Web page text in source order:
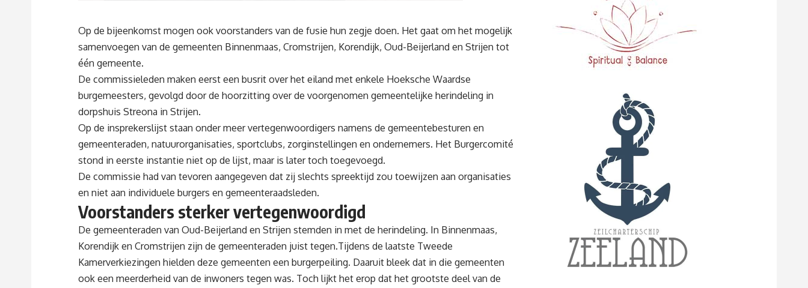
Op de bijeenkomst mogen ook voorstanders van de fusie hun zegje doen. Het gaat om het mogelijk
samenvoegen van de gemeenten Binnenmaas, Cromstrijen, Korendijk, Oud-Beijerland en Strijen tot
één gemeente.
De commissieleden maken eerst een busrit over het eiland met enkele Hoeksche Waardse
burgemeesters, gevolgd door de hoorzitting over de voorgenomen gemeentelijke herindeling in
dorpshuis Streona in Strijen.
Op de insprekerslijst staan onder meer vertegenwoordigers namens de gemeentebesturen en
gemeenteraden, natuurorganisaties, sportclubs, zorginstellingen en ondernemers. Het Burgercomité
stond in eerste instantie niet op de lijst, maar is later toch toegevoegd.
De commissie had van tevoren aangegeven dat zij slechts spreektijd zou toewijzen aan organisaties
en niet aan individuele burgers en gemeenteraadsleden.
Voorstanders sterker vertegenwoordigd
De gemeenteraden van Oud-Beijerland en Strijen stemden in met de herindeling. In Binnenmaas,
Korendijk en Cromstrijen zijn de gemeenteraden juist tegen.Tijdens de laatste Tweede
Kamerverkiezingen hielden deze gemeenten een burgerpeiling. Daaruit bleek dat in die gemeenten
ook een meerderheid van de inwoners tegen was. Toch lijkt het erop dat het grootste deel van de